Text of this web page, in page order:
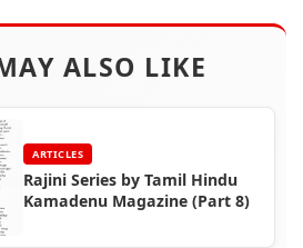
ALSO LIKE
ARTICLES
Rajini Series by Tamil Hindu
Kamadenu Magazine (Part 8)